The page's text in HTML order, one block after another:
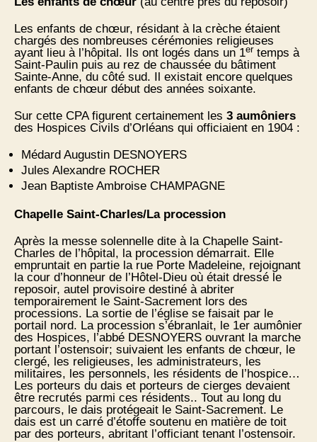
Les enfants de chœur, résidant à la crèche étaient
chargés des nombreuses cérémonies religieuses
ayant lieu à l’hôpital. Ils ont logés dans un 1ertemps à
Saint-Paulin puis au rez de chaussée du bâtiment
Sainte-Anne, du côté sud. Il existait encore quelques
enfants de chœur début des années soixante.
Sur cette CPA figurent certainement les 3 aumôniers
des Hospices Civils d’Orléans qui officiaient en 1904 :
Médard Augustin DESNOYERS
Jules Alexandre ROCHER
Jean Baptiste Ambroise CHAMPAGNE
Chapelle Saint-Charles/La procession
Après la messe solennelle dite à la Chapelle Saint-
Charles de l’hôpital, la procession démarrait. Elle
empruntait en partie la rue Porte Madeleine, rejoignant
la cour d’honneur de l’Hôtel-Dieu où était dressé le
reposoir, autel provisoire destiné à abriter
temporairement le Saint-Sacrement lors des
processions. La sortie de l’église se faisait par le
portail nord. La procession s’ébranlait, le 1er aumônier
des Hospices, l’abbé DESNOYERS ouvrant la marche
portant l’ostensoir; suivaient les enfants de chœur, le
clergé, les religieuses, les administrateurs, les
militaires, les personnels, les résidents de l’hospice…
Les porteurs du dais et porteurs de cierges devaient
être recrutés parmi ces résidents.. Tout au long du
parcours, le dais protégeait le Saint-Sacrement. Le
dais est un carré d’étoffe soutenu en matière de toit
par des porteurs, abritant l’officiant tenant l’ostensoir.